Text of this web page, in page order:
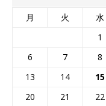
月 火 水
1
6
7 8
13
14 15
20
21 22